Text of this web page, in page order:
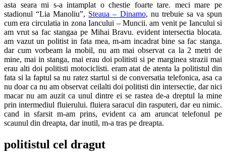
asta seara mi s-a intamplat o chestie foarte tare. meci mare pe
stadionul “Lia Manoliu”, Steaua – Dinamo, nu trebuie sa va spun
cum era circulatia in zona Iancului – Muncii. am venit pe Iancului si
am vrut sa fac stangaa pe Mihai Bravu. evident intersectia blocata.
am vazut un politist in fata mea, m-am incadrat bine sa fac stanga.
dar cum vorbeam la mobil, nu am mai observat ca la 2 metri de
mine, mai in stanga, mai erau doi politisti si pe marginea strazii mai
erau alti doi politisti motociclisti. eram atat de atenta la politistul din
fata si la faptul sa nu ratez startul si de conversatia telefonica, asa ca
nu doar ca nu am observat ceilalti doi politisti din intersectie, dar nici
macar nu am auzit ca unul dintre ei se rastea de-a dreptul la mine
prin intermediul fluierului. fluiera saracul din rasputeri, dar eu nimic.
cand in sfarsit m-am prins, evident ca am aruncat telefonul pe
scaunul din dreapta, dar inutil, m-a tras pe dreapta.
politistul cel dragut